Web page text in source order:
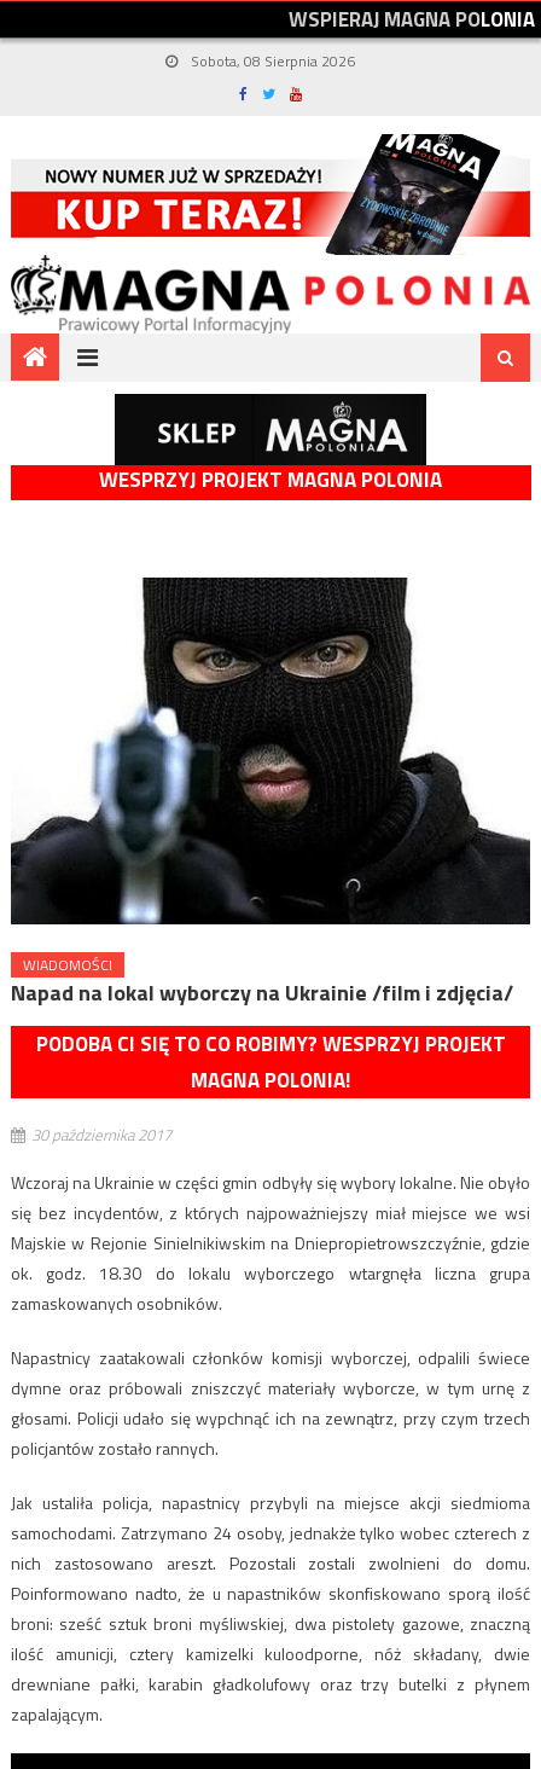
WSPIERAJMAGNAPOLONIA
Sobota, 08 Sierpnia 2026
WESPRZYJ PROJEKT MAGNA POLONIA
WIADOMOŚCI
Napad na lokal wyborczy na Ukrainie /film i zdjęcia/
PODOBA CI SIĘ TO CO ROBIMY? WESPRZYJ PROJEKT
MAGNA POLONIA!
30 października 2017
Wczoraj na Ukrainie w części gmin odbyły się wybory lokalne. Nie obyło
się bez incydentów, z których najpoważniejszy miał miejsce we wsi
Majskie w Rejonie Sinielnikiwskim na Dniepropietrowszczyźnie, gdzie
ok. godz. 18.30 do lokalu wyborczego wtargnęła liczna grupa
zamaskowanych osobników.
Napastnicy zaatakowali członków komisji wyborczej, odpalili świece
dymne oraz próbowali zniszczyć materiały wyborcze, w tym urnę z
głosami. Policji udało się wypchnąć ich na zewnątrz, przy czym trzech
policjantów zostało rannych.
Jak ustaliła policja, napastnicy przybyli na miejsce akcji siedmioma
samochodami. Zatrzymano 24 osoby, jednakże tylko wobec czterech z
nich zastosowano areszt. Pozostali zostali zwolnieni do domu.
Poinformowano nadto, że u napastników skonfiskowano sporą ilość
broni: sześć sztuk broni myśliwskiej, dwa pistolety gazowe, znaczną
ilość amunicji, cztery kamizelki kuloodporne, nóż składany, dwie
drewniane pałki, karabin gładkolufowy oraz trzy butelki z płynem
zapalającym.